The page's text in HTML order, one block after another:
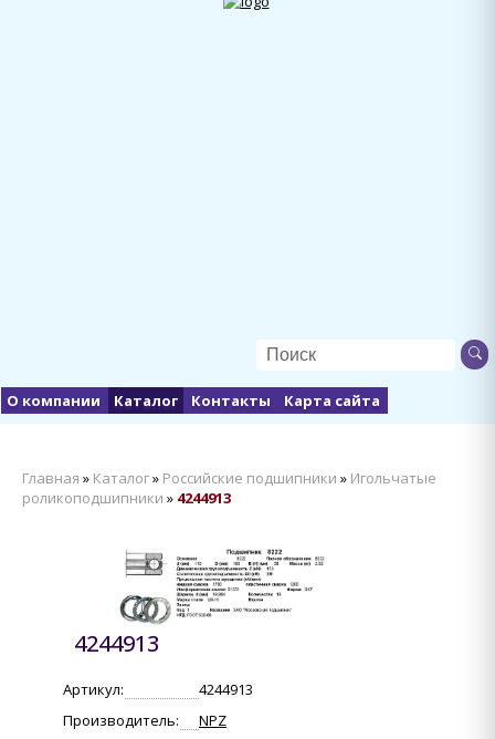
О компании Каталог Контакты Карта сайта
Главная » Каталог» Российские подшипники » Игольчатые
роликоподшипники » 4244913
4244913
Артикул:
4244913
Производитель:
NPZ